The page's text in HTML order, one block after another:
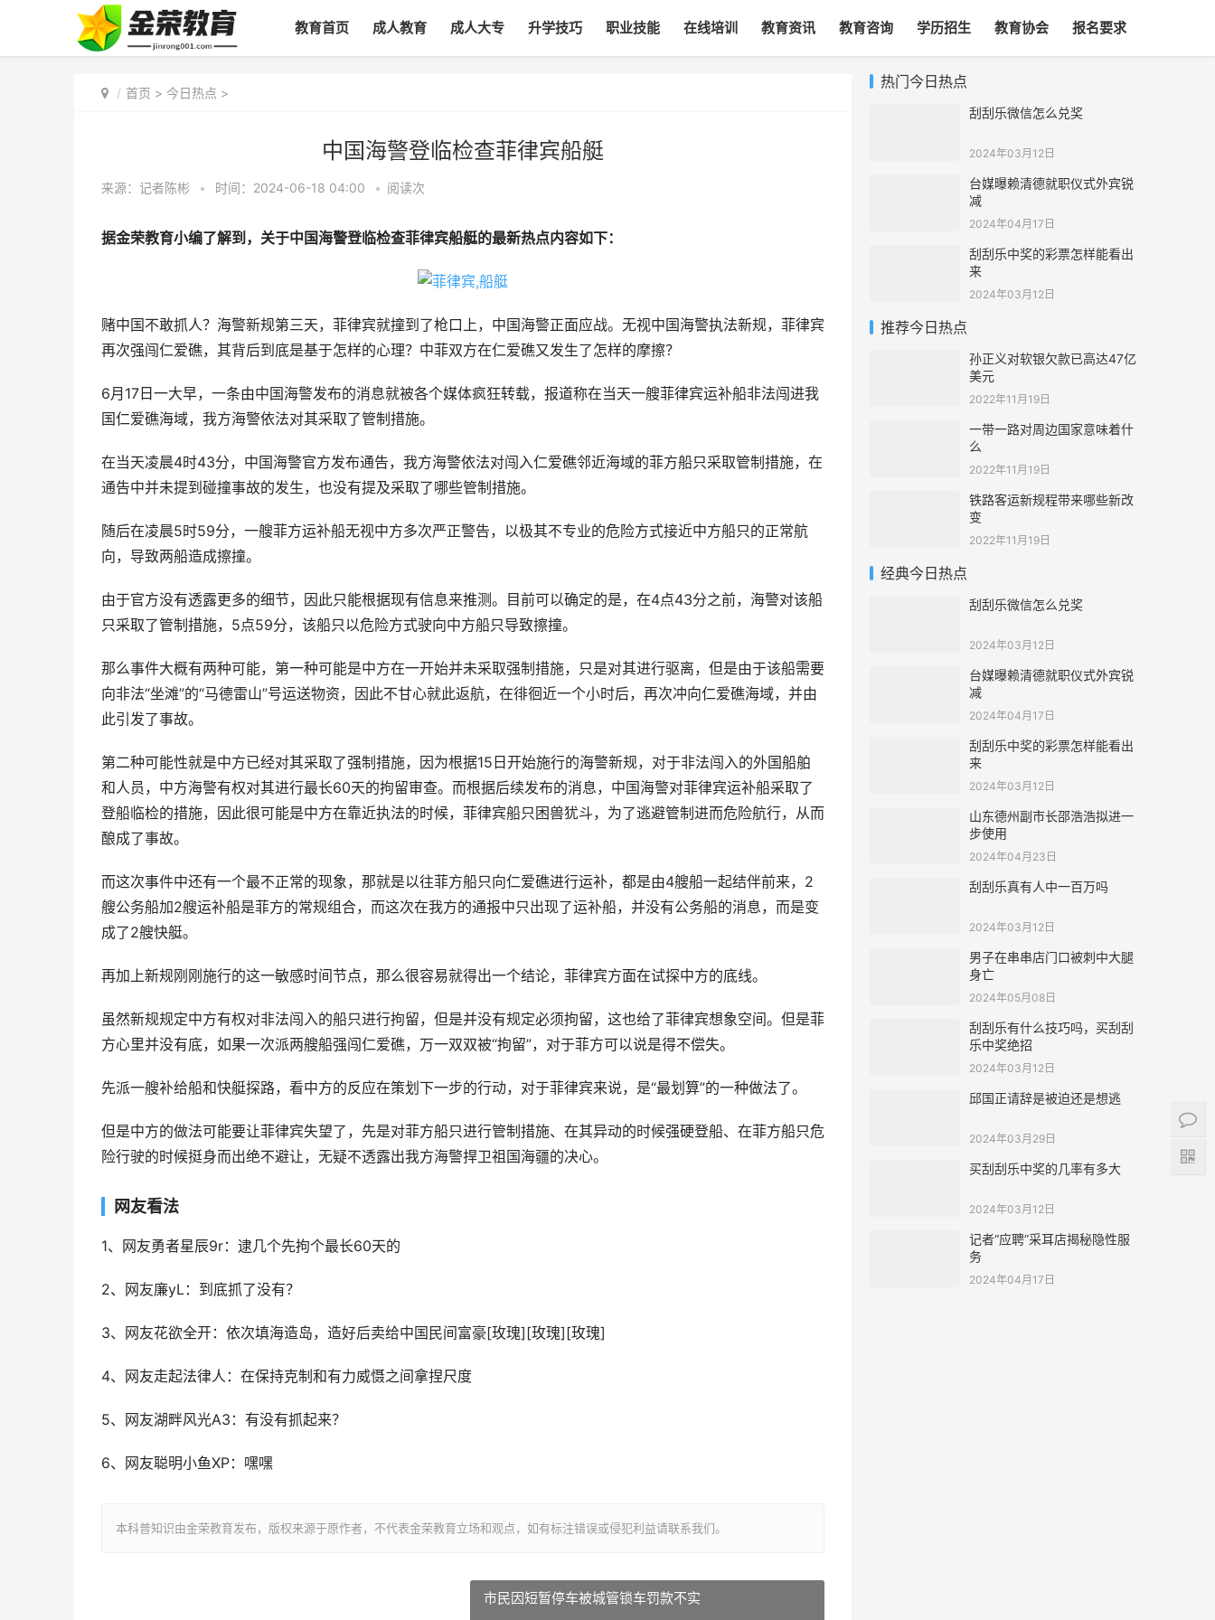
教育首页 成人教育 成人大专 升学技巧 职业技能 在线培训 教育资讯 教育咨询 学历招生 教育协会 报名要求
首页 > 今日热点 >
中国海警登临检查菲律宾船艇
来源：记者陈彬 • 时间：2024-06-18 04:00 • 阅读次
据金荣教育小编了解到，关于中国海警登临检查菲律宾船艇的最新热点内容如下：
赌中国不敢抓人？海警新规第三天，菲律宾就撞到了枪口上，中国海警正面应战。无视中国海警执法新规，菲律宾
再次强闯仁爱礁，其背后到底是基于怎样的心理？中菲双方在仁爱礁又发生了怎样的摩擦？
6月17日一大早，一条由中国海警发布的消息就被各个媒体疯狂转载，报道称在当天一艘菲律宾运补船非法闯进我
国仁爱礁海域，我方海警依法对其采取了管制措施。
在当天凌晨4时43分，中国海警官方发布通告，我方海警依法对闯入仁爱礁邻近海域的菲方船只采取管制措施，在
通告中并未提到碰撞事故的发生，也没有提及采取了哪些管制措施。
随后在凌晨5时59分，一艘菲方运补船无视中方多次严正警告，以极其不专业的危险方式接近中方船只的正常航
向，导致两船造成擦撞。
由于官方没有透露更多的细节，因此只能根据现有信息来推测。目前可以确定的是，在4点43分之前，海警对该船
只采取了管制措施，5点59分，该船只以危险方式驶向中方船只导致擦撞。
那么事件大概有两种可能，第一种可能是中方在一开始并未采取强制措施，只是对其进行驱离，但是由于该船需要
向非法“坐滩”的“马德雷山”号运送物资，因此不甘心就此返航，在徘徊近一个小时后，再次冲向仁爱礁海域，并由
此引发了事故。
第二种可能性就是中方已经对其采取了强制措施，因为根据15日开始施行的海警新规，对于非法闯入的外国船舶
和人员，中方海警有权对其进行最长60天的拘留审查。而根据后续发布的消息，中国海警对菲律宾运补船采取了
登船临检的措施，因此很可能是中方在靠近执法的时候，菲律宾船只困兽犹斗，为了逃避管制进而危险航行，从而
酿成了事故。
而这次事件中还有一个最不正常的现象，那就是以往菲方船只向仁爱礁进行运补，都是由4艘船一起结伴前来，2
艘公务船加2艘运补船是菲方的常规组合，而这次在我方的通报中只出现了运补船，并没有公务船的消息，而是变
成了2艘快艇。
再加上新规刚刚施行的这一敏感时间节点，那么很容易就得出一个结论，菲律宾方面在试探中方的底线。
虽然新规规定中方有权对非法闯入的船只进行拘留，但是并没有规定必须拘留，这也给了菲律宾想象空间。但是菲
方心里并没有底，如果一次派两艘船强闯仁爱礁，万一双双被“拘留”，对于菲方可以说是得不偿失。
先派一艘补给船和快艇探路，看中方的反应在策划下一步的行动，对于菲律宾来说，是“最划算”的一种做法了。
但是中方的做法可能要让菲律宾失望了，先是对菲方船只进行管制措施、在其异动的时候强硬登船、在菲方船只危
险行驶的时候挺身而出绝不避让，无疑不透露出我方海警捍卫祖国海疆的决心。
网友看法
1、网友勇者星辰9r：逮几个先拘个最长60天的
2、网友廉yL：到底抓了没有？
3、网友花欲全开：依次填海造岛，造好后卖给中国民间富豪[玫瑰][玫瑰][玫瑰]
4、网友走起法律人：在保持克制和有力威慑之间拿捏尺度
5、网友湖畔风光A3：有没有抓起来？
6、网友聪明小鱼XP：嘿嘿
本科普知识由金荣教育发布，版权来源于原作者，不代表金荣教育立场和观点，如有标注错误或侵犯利益请联系我们。
市民因短暂停车被城管锁车罚款不实
热门今日热点
刮刮乐微信怎么兑奖
2024年03月12日
台媒曝赖清德就职仪式外宾锐
减
2024年04月17日
刮刮乐中奖的彩票怎样能看出
来
2024年03月12日
推荐今日热点
孙正义对软银欠款已高达47亿
美元
2022年11月19日
一带一路对周边国家意味着什
么
2022年11月19日
铁路客运新规程带来哪些新改
变
2022年11月19日
经典今日热点
刮刮乐微信怎么兑奖
2024年03月12日
台媒曝赖清德就职仪式外宾锐
减
2024年04月17日
刮刮乐中奖的彩票怎样能看出
来
2024年03月12日
山东德州副市长邵浩浩拟进一
步使用
2024年04月23日
刮刮乐真有人中一百万吗
2024年03月12日
男子在串串店门口被刺中大腿
身亡
2024年05月08日
刮刮乐有什么技巧吗，买刮刮
乐中奖绝招
2024年03月12日
邱国正请辞是被迫还是想逃
2024年03月29日
买刮刮乐中奖的几率有多大
2024年03月12日
记者“应聘”采耳店揭秘隐性服
务
2024年04月17日